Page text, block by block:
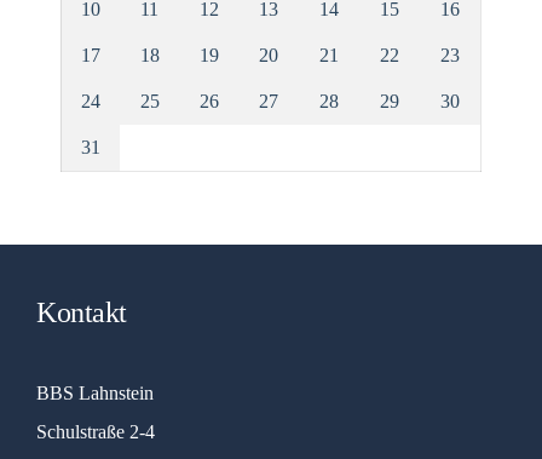
10 11 12 13 14 15 16
17 18 19 20 21 22 23
24 25 26 27 28 29 30
31
Kontakt
BBS Lahnstein
Schulstraße 2-4